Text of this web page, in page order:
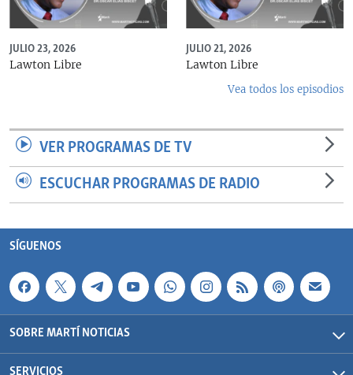
JULIO 23, 2026
Lawton Libre
JULIO 21, 2026
Lawton Libre
Vea todos los episodios
VER PROGRAMAS DE TV
ESCUCHAR PROGRAMAS DE RADIO
SÍGUENOS
SOBRE MARTÍ NOTICIAS
SERVICIOS